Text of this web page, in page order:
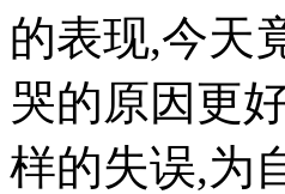
的表现,今天
哭的原因更
样的失误,为